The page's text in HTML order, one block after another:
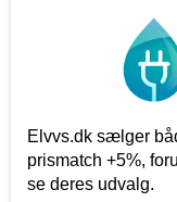
Elvvs.dk sælger
prismatch +5%,
se deres udvalg.